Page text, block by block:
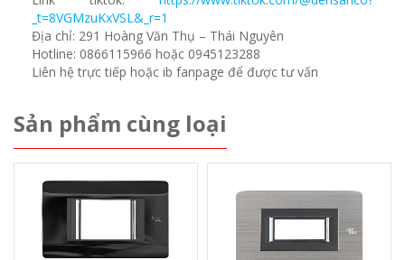
_t=8VGMzuKxVSL&_r=1
Địa chỉ: 291 Hoàng Văn Thụ – Thái Nguyên
Hotline: 0866115966 hoặc 0945123288
Liên hệ trực tiếp hoặc ib fanpage để được tư vấn
Sản phẩm cùng loại